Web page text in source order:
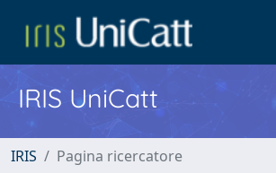
IRIS UniCatt
IRIS Pagina ricercatore